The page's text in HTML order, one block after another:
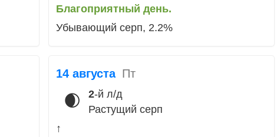
Благоприятный день.
Убывающий серп, 2.2%
14 августа Пт
🌒 2-й л/д
Растущий серп
↑